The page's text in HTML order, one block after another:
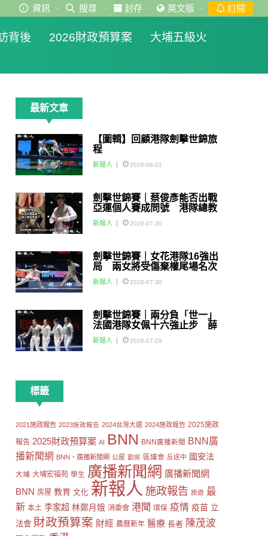
資訊 · 搜尋 · 封存 · 英文版 · 訂閱
背後 2026財政預算案
大埔五級火
最新文章
【圖輯】回顧港隊劍擊世錦旅
程
新報人 2026-08-01
劍擊世錦賽｜蔡俊彥能否出戰
亞運個人賽成問號 港隊總教
練：如醫生話可以一定會用佢
新報人 2026-07-30
劍擊世錦賽｜女花港隊16強出
局 兩女將受傷棄權尾場名次
賽
新報人 2026-07-30
劍擊世錦賽｜兩分負「世一」
法國港隊女佩十六強止步 薛
雅齊：我好有信心我哋可以做
到世界級嘅Team
新報人 2026-07-29
標籤
2021施政報告 2023施政報告 2024台灣大選 2024施政報告 2025施政
報告 2025財政預算案 AI BNN BNN廣播新聞
BNN廣
播新聞網 BNN，廣播新聞網 公屋 劏房 區議會 反送中 國安法
大埔 大埔宏福苑 學生 廣播新聞網 廣播新聞網
BNN 房屋 教育 文化 新報人 施政報告 旅遊 最
新 本土 李家超 林鄭月娥 消委會 港聞 環保 疫情 疫苗 立
法會 財政預算案 財經 農曆新年 醫療 長者 陳茂波